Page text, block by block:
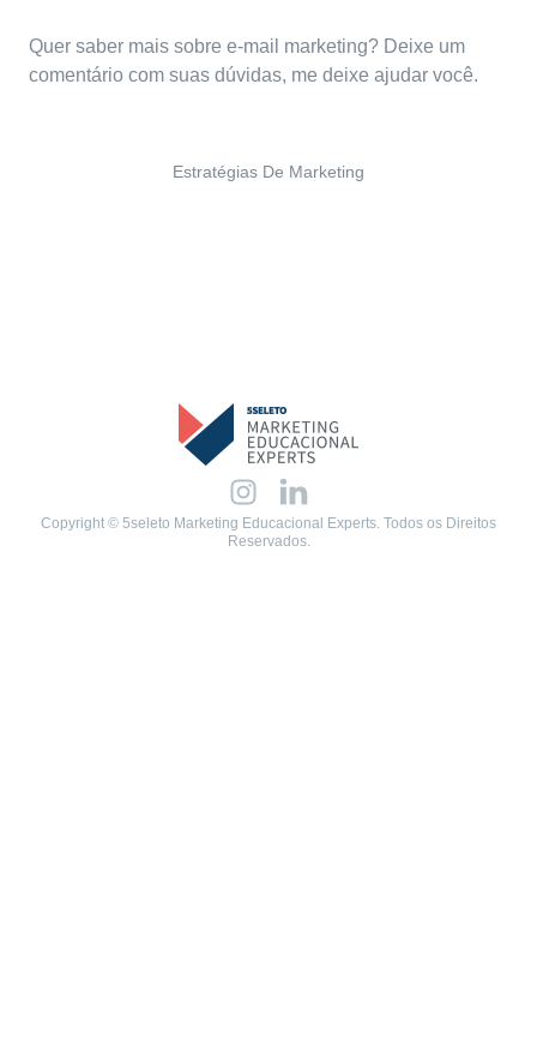
Quer saber mais sobre e-mail marketing? Deixe um
comentário com suas dúvidas, me deixe ajudar você.
Estratégias De Marketing
Copyright © 5seleto Marketing Educacional Experts. Todos os Direitos
Reservados.